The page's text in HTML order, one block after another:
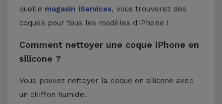
quelle magasin iServices, vous trouverez des
coques pour tous les modèles d'iPhone !
Comment nettoyer une coque iPhone en
silicone ?
Vous pouvez nettoyer la coque en silicone avec
un chiffon humide.